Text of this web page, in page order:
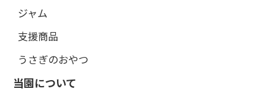
ジャム
支援商品
うさぎのおやつ
当園について